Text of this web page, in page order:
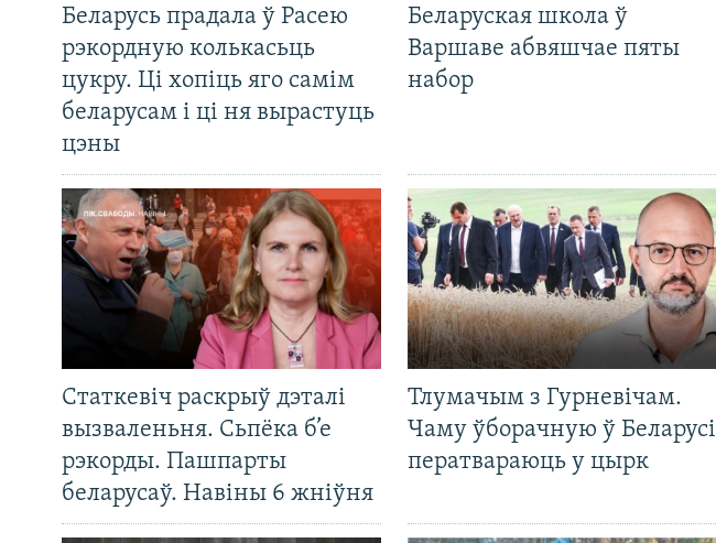
Беларусь прадала ў Расею
рэкордную колькасьць
цукру. Ці хопіць яго самім
беларусам і ці ня вырастуць
цэны
Беларуская школа ў
Варшаве абвяшчае пяты
набор
Статкевіч раскрыў дэталі
вызваленьня. Сьпёка б’е
рэкорды. Пашпарты
беларусаў. Навіны 6 жніўня
Тлумачым з Гурневічам.
Чаму ўборачную ў Беларусі
ператвараюць у цырк